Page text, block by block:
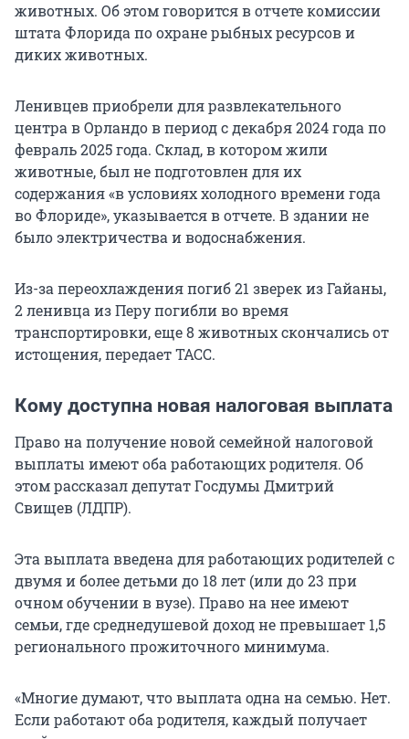
животных. Об этом говорится в отчете комиссии
штата Флорида по охране рыбных ресурсов и
диких животных.
Ленивцев приобрели для развлекательного
центра в Орландо в период с декабря 2024 года по
февраль 2025 года. Склад, в котором жили
животные, был не подготовлен для их
содержания «в условиях холодного времени года
во Флориде», указывается в отчете. В здании не
было электричества и водоснабжения.
Из-за переохлаждения погиб 21 зверек из Гайаны,
2 ленивца из Перу погибли во время
транспортировки, еще 8 животных скончались от
истощения, передает ТАСС.
Кому доступна новая налоговая выплата
Право на получение новой семейной налоговой
выплаты имеют оба работающих родителя. Об
этом рассказал депутат Госдумы Дмитрий
Свищев (ЛДПР).
Эта выплата введена для работающих родителей с
двумя и более детьми до 18 лет (или до 23 при
очном обучении в вузе). Право на нее имеют
семьи, где среднедушевой доход не превышает 1,5
регионального прожиточного минимума.
«Многие думают, что выплата одна на семью. Нет.
Если работают оба родителя, каждый получает